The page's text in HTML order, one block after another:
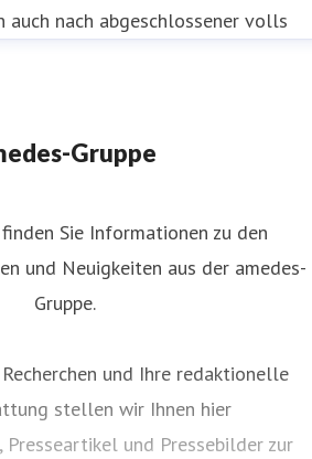
auch nach abgeschlossener volls
Gruppe
Sie Informationen zu den
und Neuigkeiten aus der amedes-
Gruppe.
und Ihre redaktionelle
stellen wir Ihnen hier
Presseartikel und Pressebilder zur